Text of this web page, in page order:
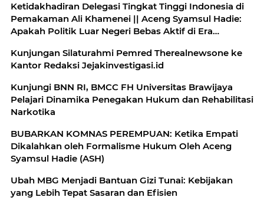
Ketidakhadiran Delegasi Tingkat Tinggi Indonesia di
Pemakaman Ali Khamenei || Aceng Syamsul Hadie:
Apakah Politik Luar Negeri Bebas Aktif di Era
Kunjungan Silaturahmi Pemred Therealnewsone ke
Kantor Redaksi Jejakinvestigasi.id
Kunjungi BNN RI, BMCC FH Universitas Brawijaya
Pelajari Dinamika Penegakan Hukum dan Rehabilitasi
Narkotika
BUBARKAN KOMNAS PEREMPUAN: Ketika Empati
Dikalahkan oleh Formalisme Hukum Oleh Aceng
Syamsul Hadie (ASH)
Ubah MBG Menjadi Bantuan Gizi Tunai: Kebijakan
yang Lebih Tepat Sasaran dan Efisien